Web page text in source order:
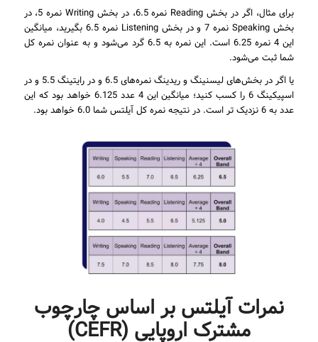
برای مثال، اگر در بخش Reading نمره 6.5، در بخش Writing نمره 5، در
بخش Speaking نمره 7 و در بخش Listening نمره 6.5 بگیرید، میانگین
این 4 نمره 6.25 است. این نمره به 6.5 گرد می‌شود و به عنوان نمره کل
شما ثبت می‌شود.
یا اگر در بخش‌های لیسنینگ و ریدینگ نمره‌های 6.5 و در رایتینگ 5.5 و در
اسپیکینگ 6 را کسب کنید؛ میانگین این 4 عدد 6.125 خواهد بود که این
عدد به 6 نزدیک تر است. در نتیجه نمره کل آیلتس شما 6.0 خواهد بود.
نمرات آیلتس بر اساس چارچوب
مشترک اروپایی (CEFR)